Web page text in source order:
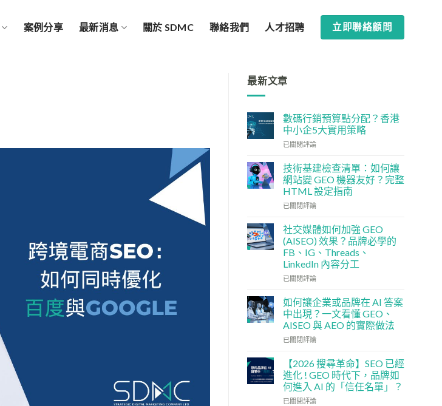
案例分享 最新消息 關於 SDMC 聯絡我們 人才招聘 立即聯絡顧問
最新文章
數碼行銷預算點分配？香港
中小企5大實用策略
數
行
銷
預
算
點
配？
香
港
中
小
企
大
實
用
策
略
已關閉評論
技術基建檢查清單：如何讓
網站變 GEO 機器友好？完整
HTML 設定指南
技
基
建
檢
查
清
單：
何
讓
網
站
變
器
友
好？
完
已關閉評論
社交媒體如何加強 GEO
(AISEO) 效果？品牌必學的
FB、IG、Threads、
LinkedIn 內容分工
社
媒
體
如
何
加
GEO
(AISEO)
效
果？
品
已關閉評論
如何讓企業或品牌在 AI 答案
中出現？一文看懂 GEO、
AISEO 與 AEO 的實際做法
如
企
業
或
品
已關閉評論
【2026 搜尋革命】SEO 已經
進化 ! GEO 時代下，品牌如
何進入 AI 的「信任名單」？
【2026
已關閉評論